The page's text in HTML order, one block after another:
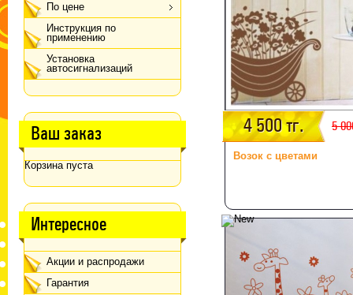
По цене
Инструкция по
применению
Установка
автосигнализаций
Ваш заказ
Корзина пуста
Интересное
Акции и распродажи
Гарантия
4 500 тг. 5
Возок с цветами